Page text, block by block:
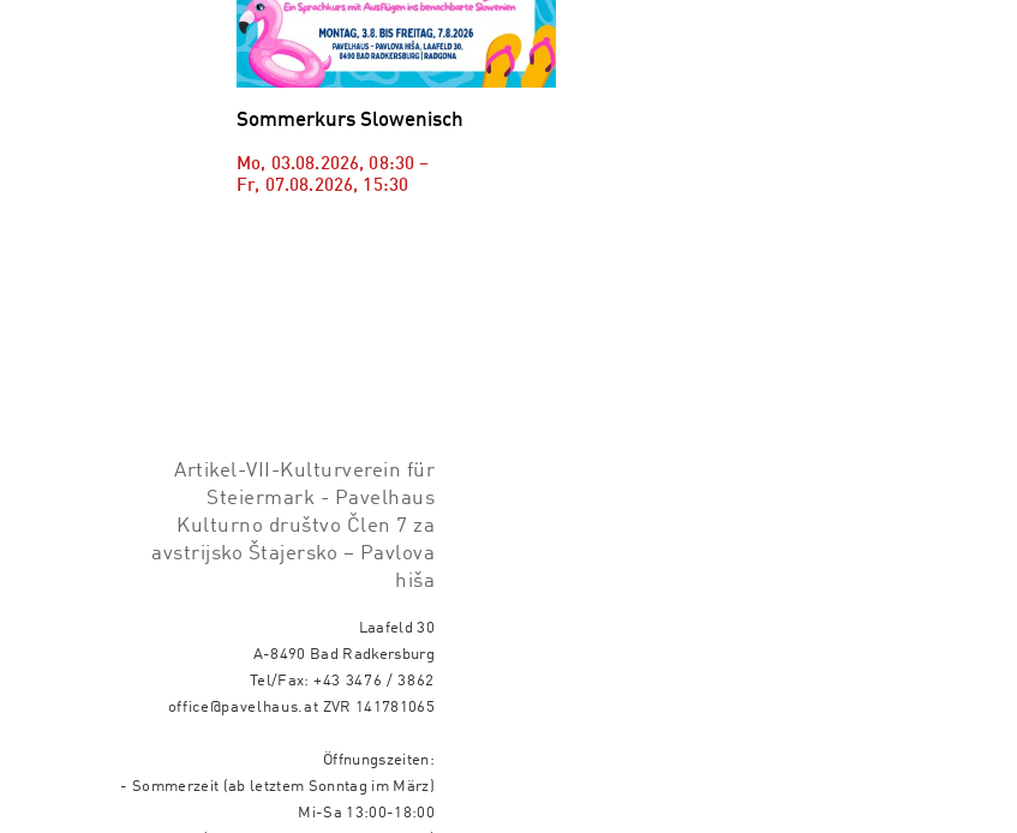
Sommerkurs Slowenisch
Mo, 03.08.2026, 08:30 –
Fr, 07.08.2026, 15:30
Artikel-VII-Kulturverein für
Steiermark - Pavelhaus
Kulturno društvo Člen 7 za
avstrijsko Štajersko – Pavlova
hiša
Laafeld 30
A-8490 Bad Radkersburg
Tel/Fax:+43 3476 / 3862
office@pavelhaus.at ZVR 141781065
Öffnungszeiten:
- Sommerzeit (ab letztem Sonntag im März)
Mi-Sa 13:00-18:00